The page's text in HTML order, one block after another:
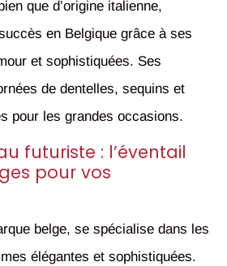
que d’origine italienne,
en Belgique grâce à ses
et sophistiquées. Ses
de dentelles, sequins et
pour les grandes occasions.
futuriste : l’éventail
pour vos
belge, se spécialise dans les
élégantes et sophistiquées.